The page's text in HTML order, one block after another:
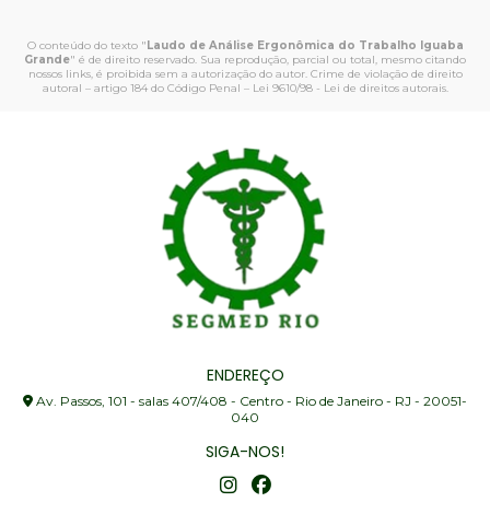
O conteúdo do texto "Laudo de Análise Ergonômica do Trabalho Iguaba
Grande" é de direito reservado. Sua reprodução, parcial ou total, mesmo citando
nossos links, é proibida sem a autorização do autor. Crime de violação de direito
autoral – artigo 184 do Código Penal – Lei 9610/98 - Lei de direitos autorais.
ENDEREÇO
Av. Passos, 101 - salas 407/408 - Centro - Rio de Janeiro - RJ - 20051-
040
SIGA-NOS!